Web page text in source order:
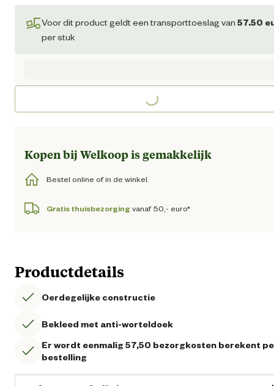
Huidige prijs € 105,00
Voor dit product geldt een transporttoeslag van 57.50
per stuk
Loading...
Kopen bij Welkoop is gemakkelijk
Bestel online of in de winkel.
Gratis thuisbezorging vanaf 50,- euro*
Productdetails
Oerdegelijke constructie
Bekleed met anti-worteldoek
Er wordt eenmalig 57,50 bezorgkosten berekent
bestelling